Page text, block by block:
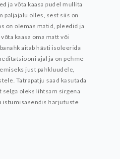
ja võta kaasa pudel mullita
paljajalu olles, sest siis on
on olemas matid, pleedid ja
kaasa oma matt või
aitab hästi isoleerida
ajal ja on pehme
just pahkluudele,
Tatrapatju saad kasutada
oleks lihtsam sirgena
istumisasendis harjutuste